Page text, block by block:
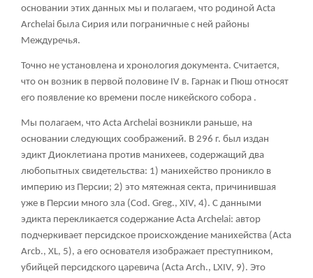
основании этих данных мы и полагаем, что родиной Acta
Archelai была Сирия или пограничные с ней районы
Междуречья.
Точно не установлена и хронология документа. Считается,
что он возник в первой половине IV в. Гарнак и Пюш относят
его появление ко времени после никейского собора .
Мы полагаем, что Acta Archelai возникли раньше, на
основании следующих соображений. В 296 г. был издан
эдикт Диоклетиана против манихеев, содержащий два
любопытных свидетельства: 1) манихейство проникло в
империю из Персии; 2) это мятежная секта, причинившая
уже в Персии много зла (Cod. Greg., XIV, 4). С данными
эдикта перекликается содержание Acta Archelai: автор
подчеркивает персидское происхождение манихейства (Acta
Arcb., XL, 5), а его основателя изображает преступником,
убийцей персидского царевича (Acta Arch., LXIV, 9). Это